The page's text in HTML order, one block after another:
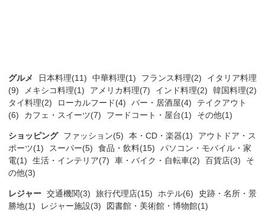
グルメ 日本料理(11) 中華料理(1) フランス料理(2)
イタリア料理
(9)
メキシコ料理(1) アメリカ料理(7) インド料理(2)
韓国料理(2)
タイ料理(2)
ローカルフード(4) バー・居酒屋(4)
テイクアウト
(6)
カフェ・スイーツ(7) フードコート・屋台(1) その他(1)
ショッピング ファッション(5) 本・CD・楽器(1)
アウトドア・ス
ポーツ(1)
スーパー(5) 食品・飲料(15)
パソコン・モバイル・家
電(1)
生活・インテリア(7) 車・バイク・自転車(2) 百貨店(3)
そ
の他(3)
レジャー 交通機関(3) 旅行代理店(15) ホテル(6)
史跡・名所・景
勝地(1)
レジャー施設(3) 図書館・美術館・博物館(1)